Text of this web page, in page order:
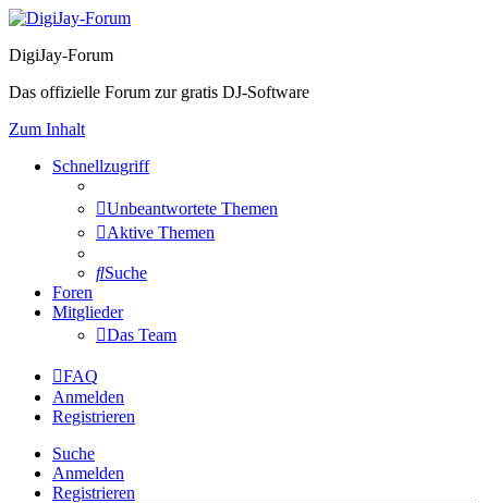
DigiJay-Forum
Das offizielle Forum zur gratis DJ-Software
Zum Inhalt
Schnellzugriff
Unbeantwortete Themen
Aktive Themen
Suche
Foren
Mitglieder
Das Team
FAQ
Anmelden
Registrieren
Suche
Anmelden
Registrieren